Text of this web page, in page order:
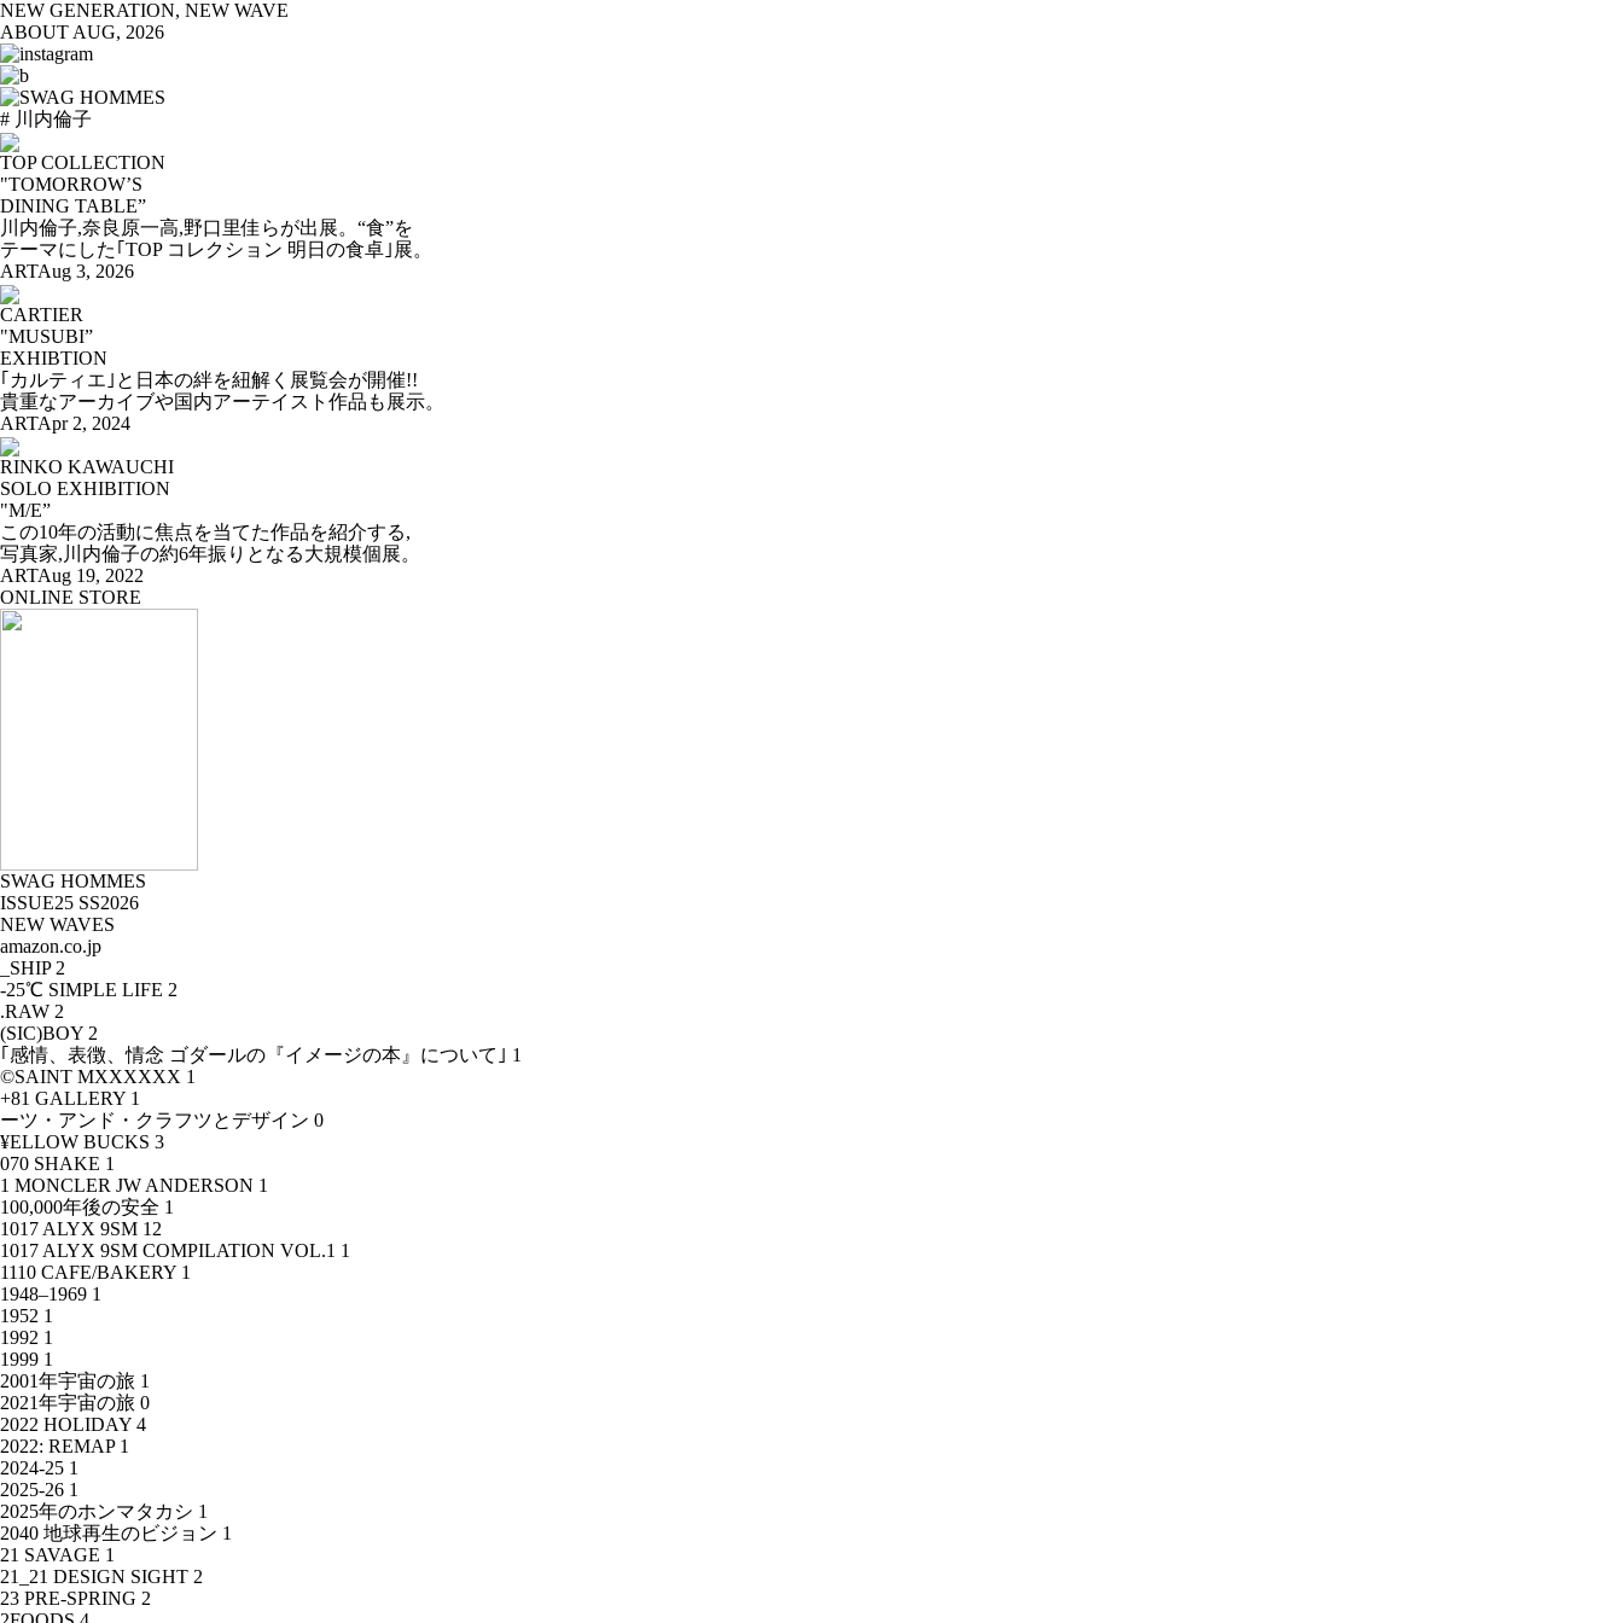
NEW GENERATION, NEW WAVE
ABOUT AUG, 2026
# 川内倫子
TOP COLLECTION
"TOMORROW’S
DINING TABLE”
川内倫子,奈良原一高,野口里佳らが出展。“食”を
テーマにした｢TOP コレクション 明日の食卓｣展。
ARTAug 3, 2026
CARTIER
"MUSUBI”
EXHIBTION
｢カルティエ｣と日本の絆を紐解く展覧会が開催!!
貴重なアーカイブや国内アーテイスト作品も展示。
ARTApr 2, 2024
RINKO KAWAUCHI
SOLO EXHIBITION
"M/E”
この10年の活動に焦点を当てた作品を紹介する,
写真家,川内倫子の約6年振りとなる大規模個展。
ARTAug 19, 2022
ONLINE STORE
SWAG HOMMES
ISSUE25 SS2026
NEW WAVES
amazon.co.jp
_SHIP 2
-25℃ SIMPLE LIFE 2
.RAW 2
(SIC)BOY 2
｢感情、表徴、情念 ゴダールの『イメージの本』について｣ 1
©SAINT MXXXXXX 1
+81 GALLERY 1
ーツ・アンド・クラフツとデザイン 0
¥ELLOW BUCKS 3
070 SHAKE 1
1 MONCLER JW ANDERSON 1
100,000年後の安全 1
1017 ALYX 9SM 12
1017 ALYX 9SM COMPILATION VOL.1 1
1110 CAFE/BAKERY 1
1948–1969 1
1952 1
1992 1
1999 1
2001年宇宙の旅 1
2021年宇宙の旅 0
2022 HOLIDAY 4
2022: REMAP 1
2024-25 1
2025-26 1
2025年のホンマタカシ 1
2040 地球再生のビジョン 1
21 SAVAGE 1
21_21 DESIGN SIGHT 2
23 PRE-SPRING 2